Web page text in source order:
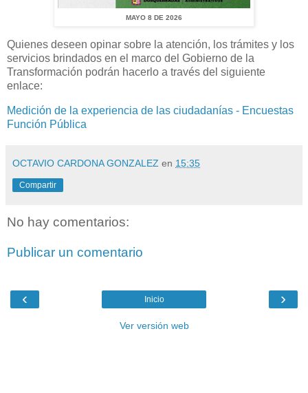
MAYO 8 DE 2026
Quienes deseen opinar sobre la atención, los trámites y los
servicios brindados en el marco del Gobierno de la
Transformación podrán hacerlo a través del siguiente
enlace:
Medición de la experiencia de las ciudadanías - Encuestas
Función Pública
OCTAVIO CARDONA GONZALEZ en 15:35
Compartir
No hay comentarios:
Publicar un comentario
‹ ›
Inicio
Ver versión web